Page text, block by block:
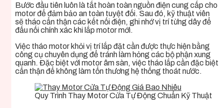
Bước đầu tiên luôn là tắt hoàn toàn nguồn điện cung cấp cho
motor để đảm bảo an toàn tuyệt đối. Sau đó, kỹ thuật viên
sẽ tháo cẩn thận các kết nối điện, ghi nhớ vị trí từng dây để
đấu nối chính xác khi lắp motor mới.
Việc tháo motor khỏi vị trí lắp đặt cần được thực hiện bằng
công cụ chuyên dụng để tránh làm hỏng các bộ phận xung
quanh. Đặc biệt với motor âm sàn, việc tháo lắp cần đặc biệt
cẩn thận để không làm tổn thương hệ thống thoát nước.
Quy Trình Thay Motor Cửa Tự Động Chuẩn Kỹ Thuật